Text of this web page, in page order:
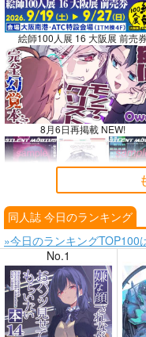
絵師100人展 16 大阪展 前売
8月6日再掲載 NEW!
8月4日掲載
8月3日掲載
同人誌 今日のランキング
»今日のランキングTOP100
No.1